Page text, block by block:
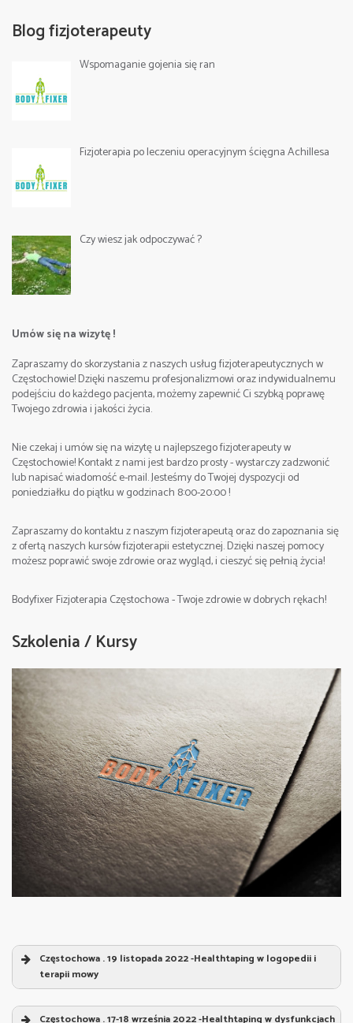
2. Strefa pracy – klatka piersiowa, brzuch, część
grzbietowa
Blog fizjoterapeuty
Wspomaganie gojenia się ran
Fizjoterapia po leczeniu operacyjnym ścięgna Achillesa
Czy wiesz jak odpoczywać ?
Umów się na wizytę !
Zapraszamy do skorzystania z naszych usług fizjoterapeutycznych w
Częstochowie! Dzięki naszemu profesjonalizmowi oraz indywidualnemu
podejściu do każdego pacjenta, możemy zapewnić Ci szybką poprawę
Twojego zdrowia i jakości życia.
Nie czekaj i umów się na wizytę u najlepszego fizjoterapeuty w
Częstochowie! Kontakt z nami jest bardzo prosty - wystarczy zadzwonić
lub napisać wiadomość e-mail. Jesteśmy do Twojej dyspozycji od
poniedziałku do piątku w godzinach 8:00-20:00 !
Zapraszamy do kontaktu z naszym fizjoterapeutą oraz do zapoznania się
z ofertą naszych kursów fizjoterapii estetycznej. Dzięki naszej pomocy
możesz poprawić swoje zdrowie oraz wygląd, i cieszyć się pełnią życia!
Bodyfixer Fizjoterapia Częstochowa - Twoje zdrowie w dobrych rękach!
Szkolenia / Kursy
Częstochowa . 19 listopada 2022 -Healthtaping w logopedii i
terapii mowy
Healthtaping w logopedii i terapii mowy„
Częstochowa . 17-18 września 2022 -Healthtaping w dysfunkcjach